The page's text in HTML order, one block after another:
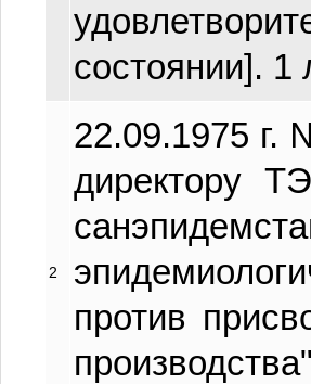
состоянии].
2
22.09.1975 г.
директору
против